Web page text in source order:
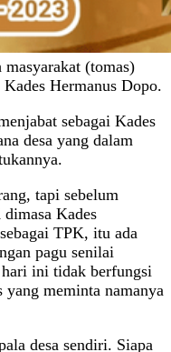
(tomas)
Hermanus Dopo.
sebagai Kades
desa yang dalam
tapi sebelum
Kades
TPK, itu ada
pagu senilai
ini tidak berfungsi
yang meminta namanya
desa sendiri. Siapa